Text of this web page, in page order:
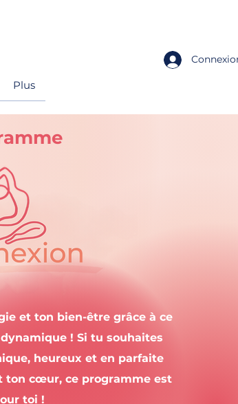
Plus
et ton bien-être grâce à ce
! Si tu souhaites
heureux et en parfaite
ton cœur, ce programme est
toi !